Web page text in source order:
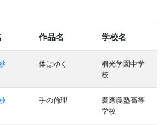
作品名 学校名
体はゆく
桐光学園中学
校
手の倫理
慶應義塾高等
学校